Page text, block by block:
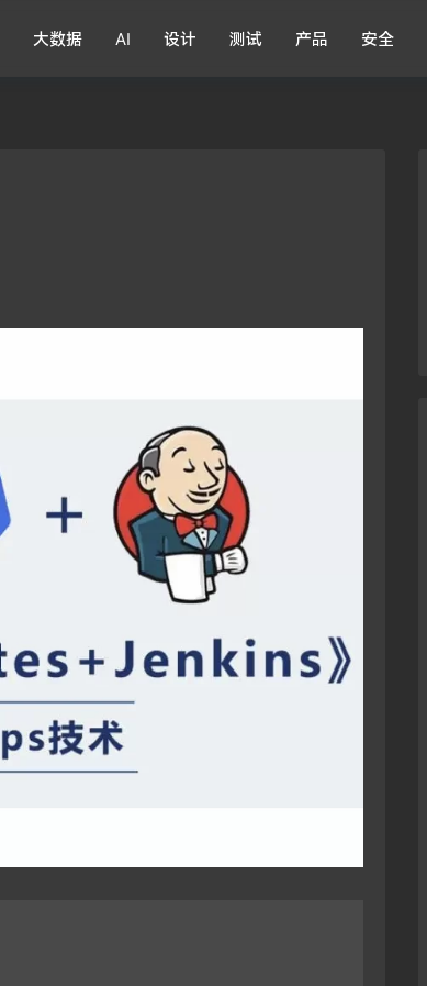
大数据 AI 设计 测试 产品 安全